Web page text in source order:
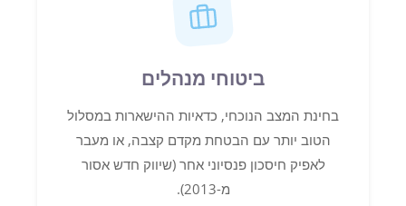
ביטוחי מנהלים
בחינת המצב הנוכחי, כדאיות ההישארות במסלול
הטוב יותר עם הבטחת מקדם קצבה, או מעבר
לאפיק חיסכון פנסיוני אחר (שיווק חדש אסור
מ-2013).